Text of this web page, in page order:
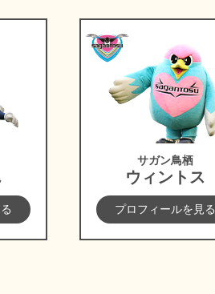
サガン鳥栖
ウィントス
プロフィールを見る